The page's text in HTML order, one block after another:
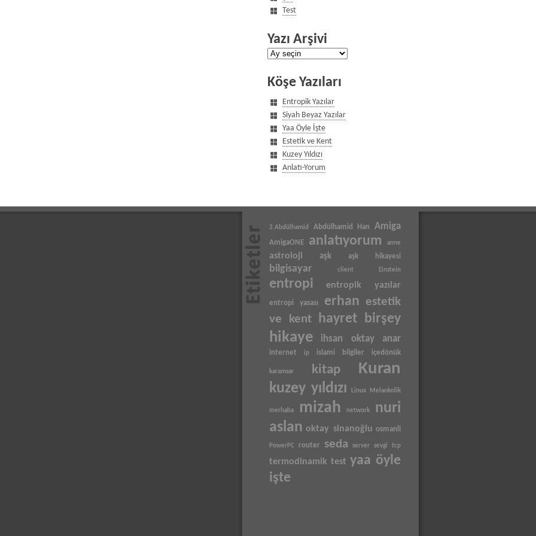
Test
Yazı Arşivi
Yazı
Köşe Yazıları
Entropik Yazılar
Siyah Beyaz Yazılar
Yaa Öyle İşte
Estetik ve Kent
Kuzey Yıldızı
Anlatı-Yorum
2.Abdülhamid Abdülhamid Han Amiga
AmigaONE anlatıyorum anne
astroloji aşk aşk hikayesi
bilgisayar client Einstein
entropi entropik yazılar
entropi yasası erhan estetik
ve kent hayret birşey
hikaye ihsan oktay anar
internet ip islami bilgiler içedönük
karamsar kitap Kuran
kuzey yıldızı Linux Melankolik
merhaba mizah network
nuri
aslan oktay sinanoğlu osmanli
PowerPC router seda server sevgi tcp
termodinamik test yaa öyle
işte